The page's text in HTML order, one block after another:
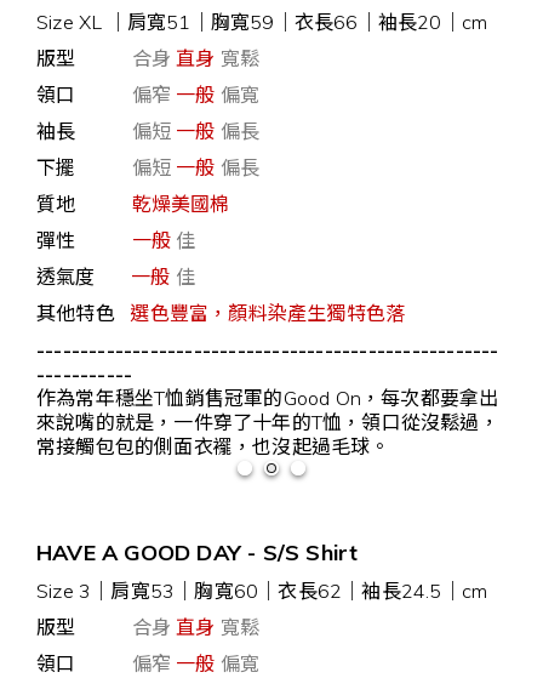
Size XL
肩寬51｜胸寬59｜衣長66｜袖長20｜cm
版型 合身直身 寬鬆
領口 偏窄 一般 偏寬
袖長 偏短 一般 偏長
下擺 偏短 一般 偏長
質地 乾燥美國棉
彈性 一般 佳
透氣度 一般 佳
其他特色 選色豐富，顏料染產生獨特色落
-----------------------------------------------------
-----------
作為常年穩坐T恤銷售冠軍的Good On，每次都要拿出
來說嘴的就是，一件穿了十年的T恤，領口從沒鬆過，
常接觸包包的側面衣襬，也沒起過毛球 。
HAVE A GOOD DAY - S/S Shirt
Size 3｜肩寬53｜胸寬60｜衣長62｜袖長24.5｜cm
版型 合身直身 寬鬆
領口 偏窄 一般 偏寬